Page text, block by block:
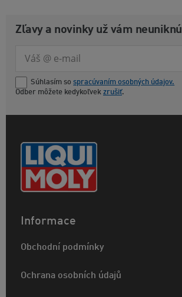
Zľavy a novinky už vám neuniknú
Súhlasím so spracúvaním osobných údajov.
Odber môžete kedykoľvek zrušiť.
Informace
Obchodní podmínky
Ochrana osobních údajů